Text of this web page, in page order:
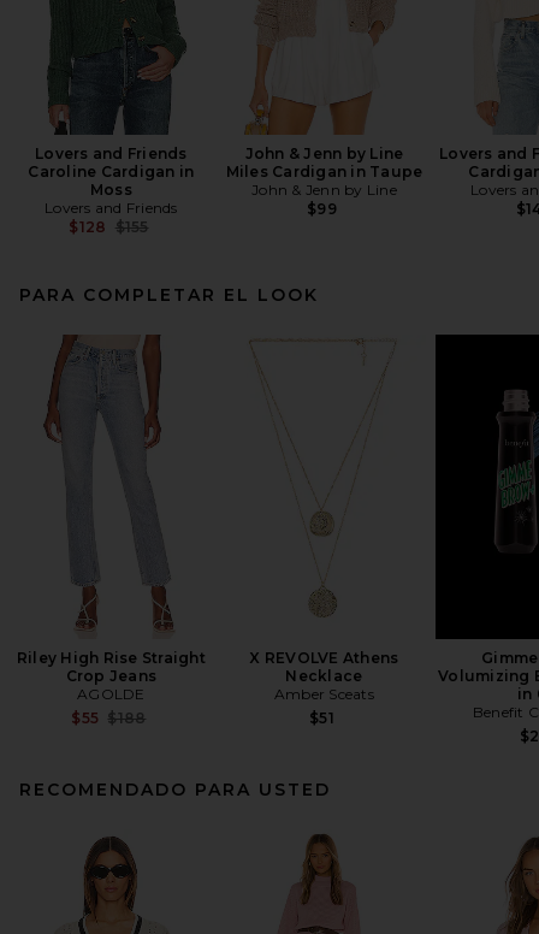
Lovers and Friends
Caroline Cardigan in
Moss
Lovers and Friends
$128 Previous price:
$155
John & Jenn by Line
Miles Cardigan in Taupe
John & Jenn by Line
$99
Lovers and
Lovers
PARA COMPLETAR EL LOOK
Riley High Rise Straight
Crop Jeans
AGOLDE
$55 Previous price:
$188
X REVOLVE Athens
Necklace
Amber Sceats
$51
Volumizing
in
Benefit
RECOMENDADO PARA USTED